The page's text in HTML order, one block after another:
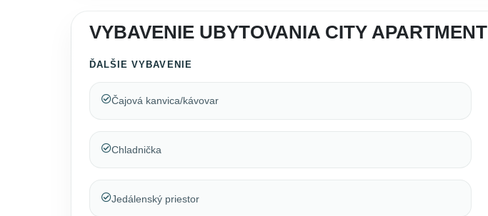
VYBAVENIE UBYTOVANIA CITY APARTMENT
ĎALŠIE VYBAVENIE
Čajová kanvica/kávovar
Chladnička
Jedálenský priestor